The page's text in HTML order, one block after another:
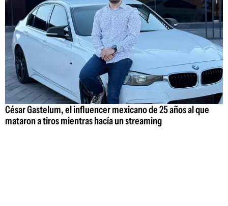
César Gastelum, el influencer mexicano de 25 años al que
mataron a tiros mientras hacía un streaming